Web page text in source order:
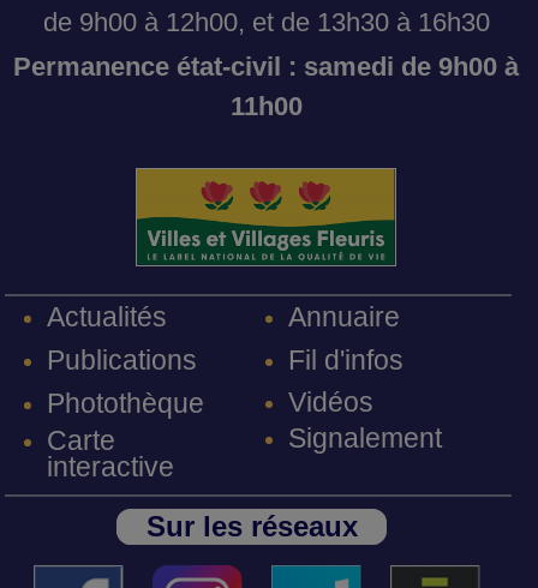
de 9h00 à 12h00, et de 13h30 à 16h30
Permanence état-civil : samedi de 9h00 à
11h00
Actualités
Publications
Photothèque
Carte
interactive
Annuaire
Fil d'infos
Vidéos
Signalement
Sur les réseaux